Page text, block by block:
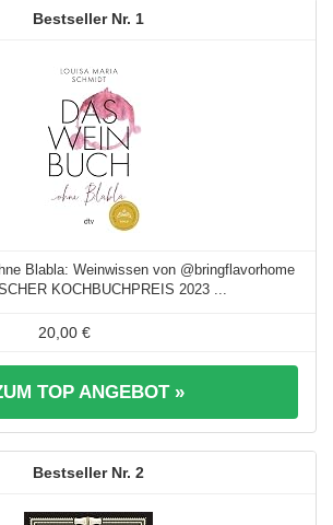
1
Blabla: Weinwissen von @bringflavorhome
KOCHBUCHPREIS 2023 ...
20,00 €
TOP ANGEBOT »
2